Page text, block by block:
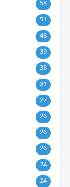
58
51
48
39
33
31
27
26
26
26
24
24